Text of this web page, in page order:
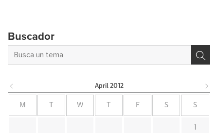
Buscador
April 2012
M W F S S
1